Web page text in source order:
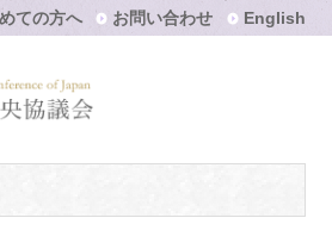
ての方へ お問い合わせ English